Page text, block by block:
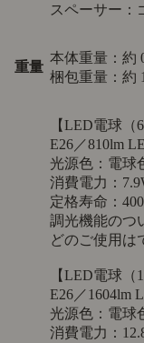
スペーサー：
重量
本体重量：約
梱包重量：約
【LED電球（
E26／810lm
光源色：電球
消費電力：
定格寿命：
調光機能のつ
どのご使用は
【LED電球（
E26／1604lm
光源色：電球
消費電力：